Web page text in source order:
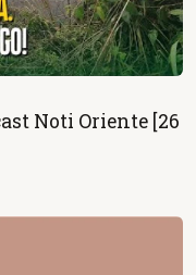
Noti Oriente [26